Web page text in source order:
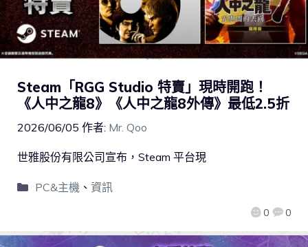
Steam「RGG Studio 特賣」現時開跑！
《人中之龍8》《人中之龍8外傳》最低2.5折
2026/06/05 作者: Mr. Qoo
0 0
世雅股份有限公司宣布，Steam 平台現
PC&主機、 資訊